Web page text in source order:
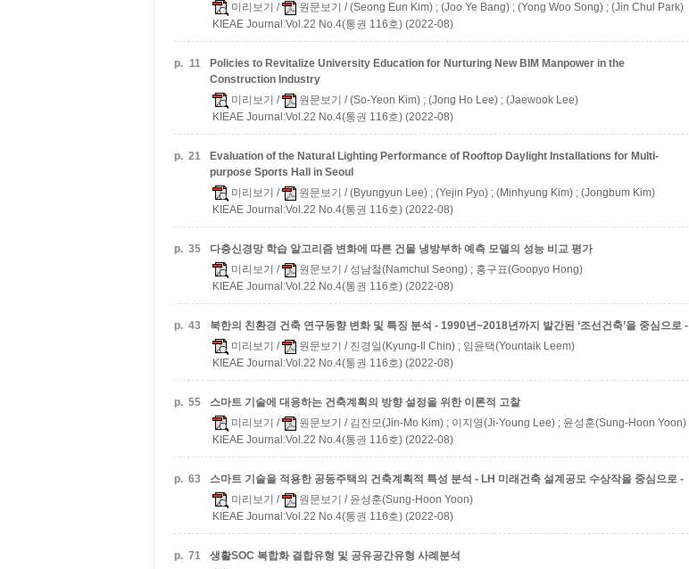
미리보기 / 원문보기 / (Seong Eun Kim) ; (Joo Ye Bang) ; (Yong Woo Song) ; (Jin Chul Park)
KIEAE Journal:Vol.22 No.4(통권 116호) (2022-08)
p. 11
Policies to Revitalize University Education for Nurturing New BIM Manpower in the
Construction Industry
미리보기 / 원문보기 / (So-Yeon Kim) ; (Jong Ho Lee) ; (Jaewook Lee)
KIEAE Journal:Vol.22 No.4(통권 116호) (2022-08)
p. 21
Evaluation of the Natural Lighting Performance of Rooftop Daylight Installations for Multi-
purpose Sports Hall in Seoul
미리보기 / 원문보기 / (Byungyun Lee) ; (Yejin Pyo) ; (Minhyung Kim) ; (Jongbum Kim)
KIEAE Journal:Vol.22 No.4(통권 116호) (2022-08)
p. 35
다층신경망 학습 알고리즘 변화에 따른 건물 냉방부하 예측 모델의 성능 비교 평가
미리보기 / 원문보기 / 성남철(Namchul Seong) ; 홍구표(Goopyo Hong)
KIEAE Journal:Vol.22 No.4(통권 116호) (2022-08)
p. 43
북한의 친환경 건축 연구동향 변화 및 특징 분석 - 1990년~2018년까지 발간된 ‘조선건축’을 중심으로 -
미리보기 / 원문보기 / 진경일(Kyung-Il Chin) ; 임윤택(Yountaik Leem)
KIEAE Journal:Vol.22 No.4(통권 116호) (2022-08)
p. 55
스마트 기술에 대응하는 건축계획의 방향 설정을 위한 이론적 고찰
미리보기 / 원문보기 / 김진모(Jin-Mo Kim) ; 이지영(Ji-Young Lee) ; 윤성훈(Sung-Hoon Yoon)
KIEAE Journal:Vol.22 No.4(통권 116호) (2022-08)
p. 63
스마트 기술을 적용한 공동주택의 건축계획적 특성 분석 - LH 미래건축 설계공모 수상작을 중심으로 -
미리보기 / 원문보기 / 윤성훈(Sung-Hoon Yoon)
KIEAE Journal:Vol.22 No.4(통권 116호) (2022-08)
p. 71
생활SOC 복합화 결합유형 및 공유공간유형 사례분석